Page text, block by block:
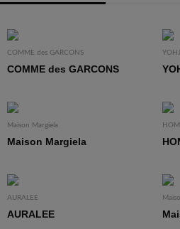
COMME des GARCONS
COMME des GARCONS
Maison Margiela
Maison Margiela
AURALEE
AURALEE